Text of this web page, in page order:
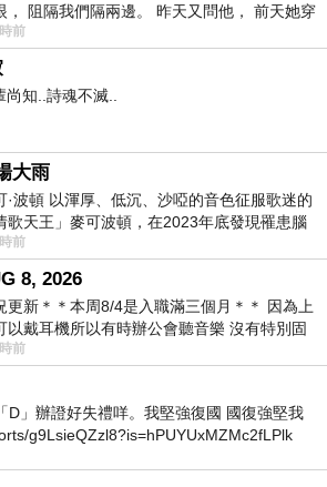
， 阻隔我們隔兩邊。 昨天又問他， 前天她穿
顏色衣服， 不經
前
尚知..詩魂不滅..
大雨
·波頓 以渾厚、低沉、沙啞的音色征服歌迷的
歌天王」麥可波頓，在2023年底發現罹患腦
祈禱早日康復，一切都好」。
前
8, 2026
更新＊＊本周8/4是入職滿三個月＊＊ 因為上
以戴耳機所以有時辦公會聽音樂 沒有特別固
天但就是一周某一天會固定聽'90
前
D」辦證好失禮咩。我堅強復國 國復強堅我
g9LsieQZzl8?is=hPUYUxMZMc2fLPlk